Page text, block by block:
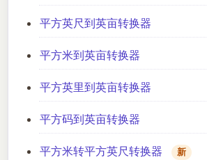
平方英尺到英亩转换器
平方米到英亩转换器
平方英里到英亩转换器
平方码到英亩转换器
平方米转平方英尺转换器 新